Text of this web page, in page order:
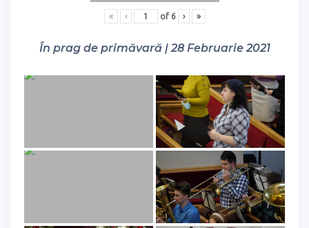
« ‹ of 6 › »
În prag de primăvară | 28 Februarie 2021